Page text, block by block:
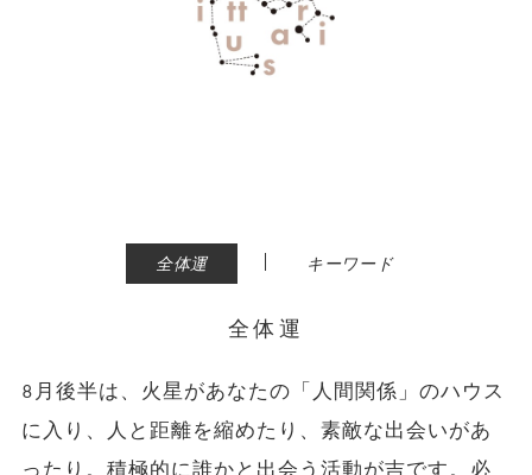
全体運 | キーワード
全体運
8月後半は、火星があなたの「人間関係」のハウス
に入り、人と距離を縮めたり、素敵な出会いがあ
ったり。積極的に誰かと出会う活動が吉です。必